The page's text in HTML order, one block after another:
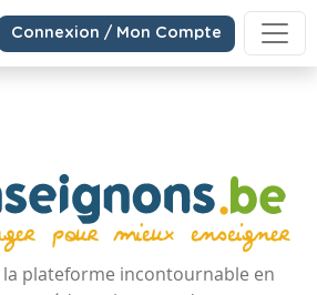
Connexion / Mon Compte
la plateforme incontournable en